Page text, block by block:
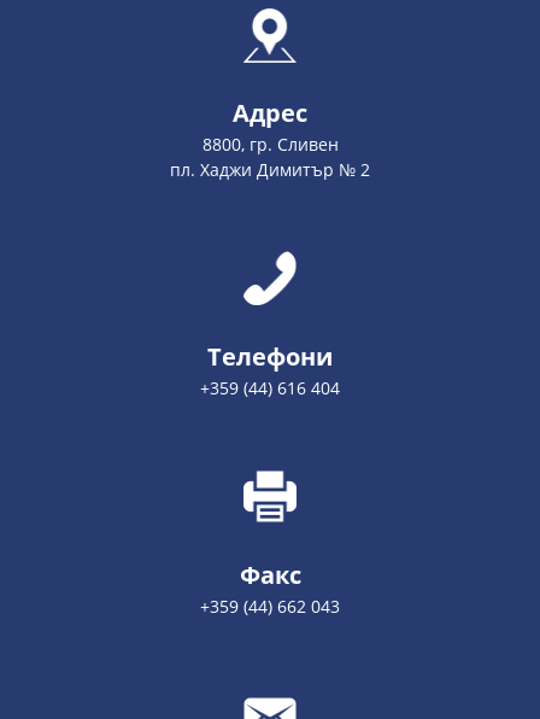
Адрес
8800, гр. Сливен
пл. Хаджи Димитър № 2
Телефони
+359 (44) 616 404
Факс
+359 (44) 662 043